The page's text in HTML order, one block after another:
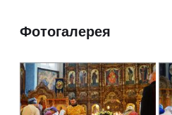
Фотогалерея